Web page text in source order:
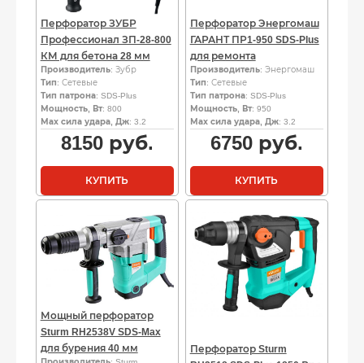
Перфоратор ЗУБР
Профессионал ЗП-28-800
КМ для бетона 28 мм
Производитель: Зубр
Тип: Сетевые
Тип патрона: SDS-Plus
Мощность, Вт: 800
Мах сила удара, Дж: 3.2
8150руб.
КУПИТЬ
Перфоратор Энергомаш
ГАРАНТ ПР1-950 SDS-Plus
для ремонта
Производитель: Энергомаш
Тип: Сетевые
Тип патрона: SDS-Plus
Мощность, Вт: 950
Мах сила удара, Дж: 3.2
6750руб.
КУПИТЬ
Мощный перфоратор
Sturm RH2538V SDS-Max
для бурения 40 мм
Перфоратор Sturm